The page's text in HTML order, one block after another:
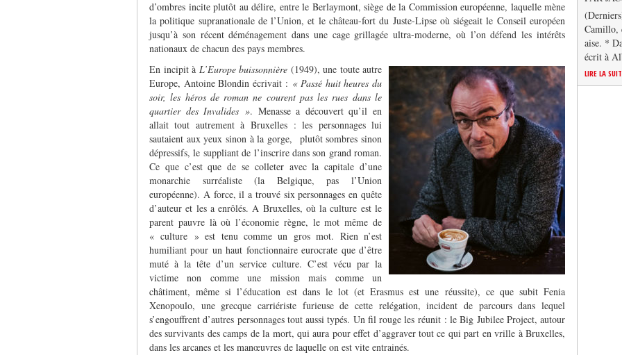
d’ombres incite plutôt au délire, entre le Berlaymont, siège de la Commission européenne, laquelle mène
la politique supranationale de l’Union, et le château-fort du Juste-Lipse où siégeait le Conseil européen
jusqu’à son récent déménagement dans une cage grillagée ultra-moderne, où l’on défend les intérêts
nationaux de chacun des pays membres.
En incipit à L’Europe buissonnière (1949), une toute autre
Europe, Antoine Blondin écrivait : « Passé huit heures du
soir, les héros de roman ne courent pas les rues dans le
quartier des Invalides ». Menasse a découvert qu’il en
allait tout autrement à Bruxelles : les personnages lui
sautaient aux yeux sinon à la gorge, plutôt sombres sinon
dépressifs, le suppliant de l’inscrire dans son grand roman.
Ce que c’est que de se colleter avec la capitale d’une
monarchie surréaliste (la Belgique, pas l’Union
européenne). A force, il a trouvé six personnages en quête
d’auteur et les a enrôlés. A Bruxelles, où la culture est le
parent pauvre là où l’économie règne, le mot même de
« culture » est tenu comme un gros mot. Rien n’est
humiliant pour un haut fonctionnaire eurocrate que d’être
muté à la tête d’un service culture. C’est vécu par la
victime non comme une mission mais comme un
châtiment, même si l’éducation est dans le lot (et Erasmus est une réussite), ce que subit Fenia
Xenopoulo, une grecque carriériste furieuse de cette relégation, incident de parcours dans lequel
s’engouffrent d’autres personnages tout aussi typés. Un fil rouge les réunit : le Big Jubilee Project, autour
des survivants des camps de la mort, qui aura pour effet d’aggraver tout ce qui part en vrille à Bruxelles,
dans les arcanes et les manœuvres de laquelle on est vite entrainés.
Camillo,
aise. *
écrit à
LIRE LA